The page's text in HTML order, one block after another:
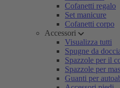
Cofanetti regalo
Set manicure
Cofanetti corpo
Accessori
Visualizza tutti
Spugne da
Spazzole per il
Spazzole per
Guanti per